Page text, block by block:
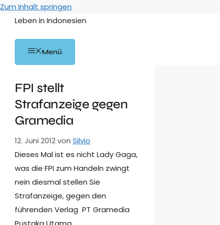
Zum Inhalt springen
Leben in Indonesien
Menü
FPI stellt
Strafanzeige gegen
Gramedia
12. Juni 2012von Silvio
Dieses Mal ist es nicht Lady Gaga,
was die FPI zum Handeln zwingt
nein diesmal stellen Sie
Strafanzeige, gegen den
führenden Verlag PT Gramedia